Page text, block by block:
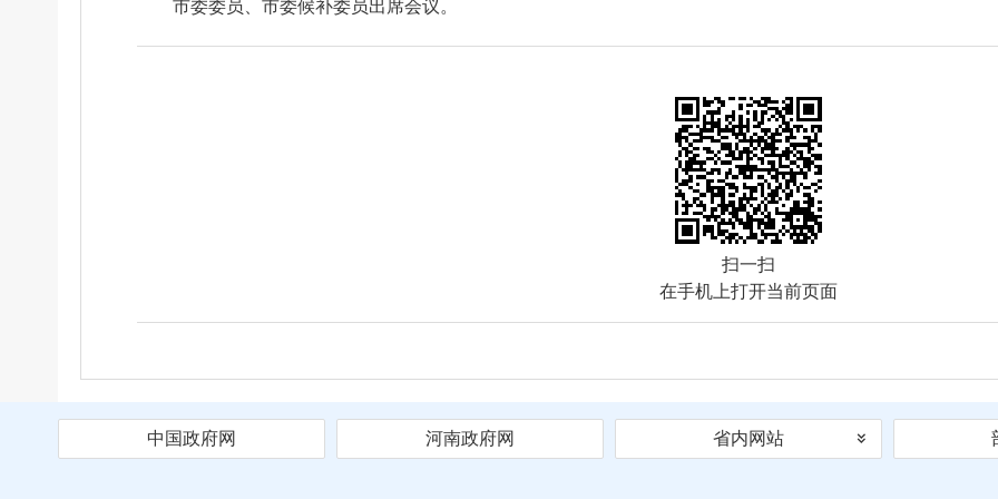
市委委员、市委候补委员出席会议。
扫一扫
在手机上打开当前页面
中国政府网 河南政府网 省内网站